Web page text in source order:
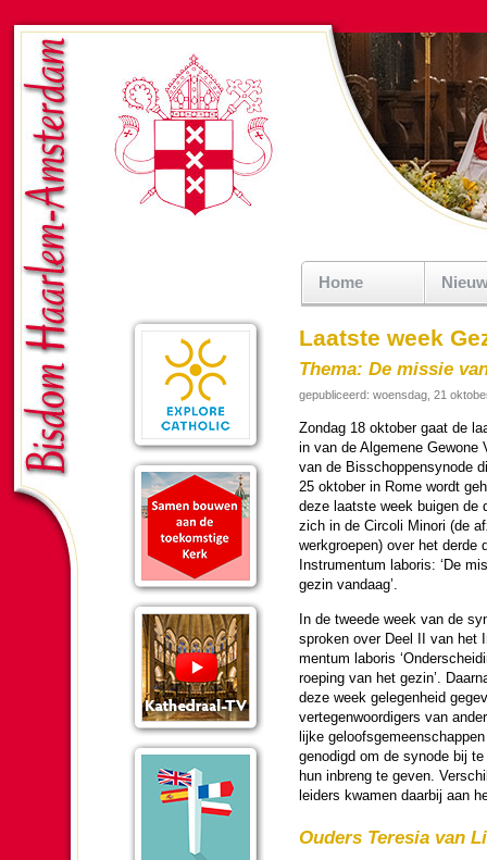
Home
Laatste week
Thema: De missie
gepubliceerd: woensdag, 21
Zondag 18 ok­to­ber gaat de
in van de Algemene Gewone
van de Bis­schop­pen­synode
25 ok­to­ber in Rome wordt
deze laatste week buigen de
zich in de Circoli Minori (de
werk­groepen) over het derde
Instru­mentum laboris: ‘De
gezin vandaag’.
In de tweede week van de
spro­ken over Deel II van het
mentum laboris
roe­ping van het gezin’.
deze week gelegen­heid
ver­te­gen­woor­digers van
lijke
ge­no­digd om de synode bij
hun inbreng te geven.
lei­ders kwamen daarbij aan
Ouders Teresia van